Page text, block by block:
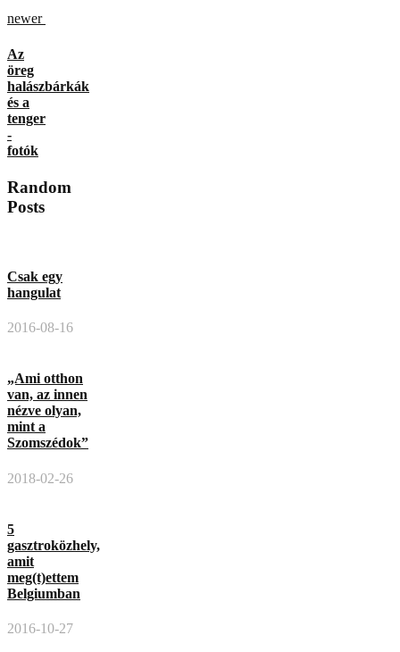
newer
Az
öreg
halászbárkák
és a
tenger
-
fotók
Random
Posts
Csak egy
hangulat
2016-08-16
„Ami otthon
van, az innen
nézve olyan,
mint a
Szomszédok”
2018-02-26
5
gasztroközhely,
amit
meg(t)ettem
Belgiumban
2016-10-27